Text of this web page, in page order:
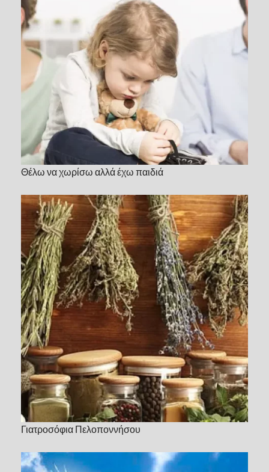
Θέλω να χωρίσω αλλά έχω παιδιά
Γιατροσόφια Πελοποννήσου